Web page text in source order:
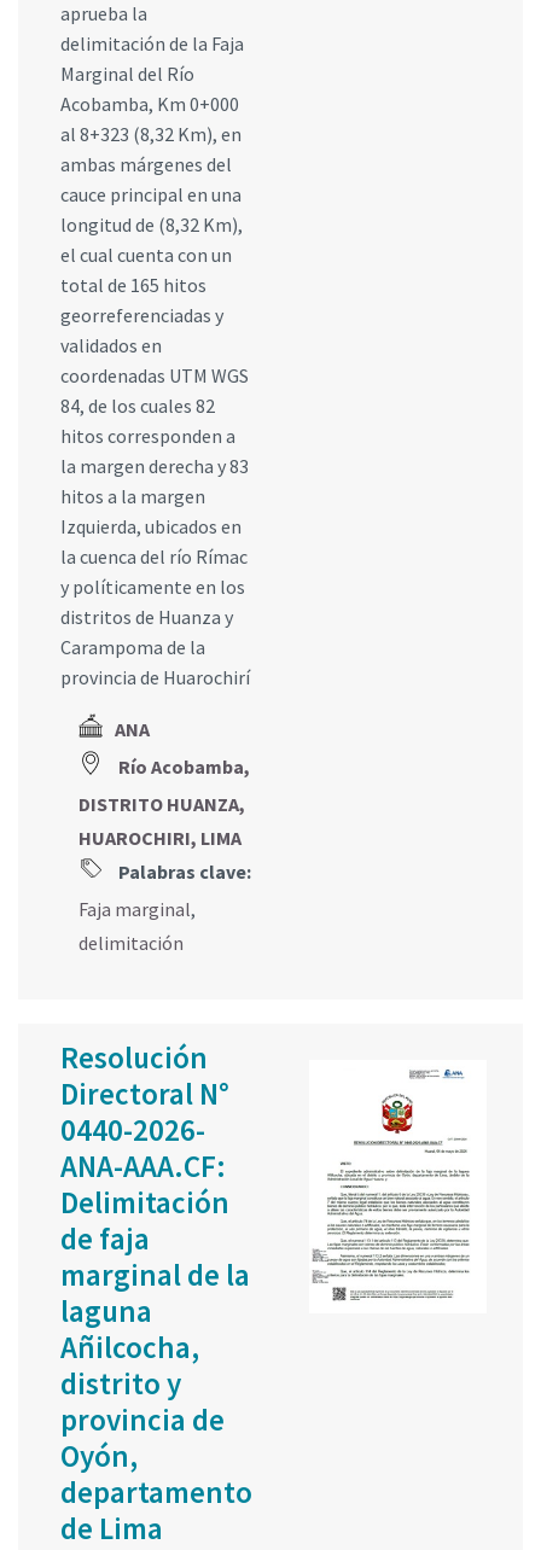
aprueba la
delimitación de la Faja
Marginal del Río
Acobamba, Km 0+000
al 8+323 (8,32 Km), en
ambas márgenes del
cauce principal en una
longitud de (8,32 Km),
el cual cuenta con un
total de 165 hitos
georreferenciadas y
validados en
coordenadas UTM WGS
84, de los cuales 82
hitos corresponden a
la margen derecha y 83
hitos a la margen
Izquierda, ubicados en
la cuenca del río Rímac
y políticamente en los
distritos de Huanza y
Carampoma de la
provincia de Huarochirí
ANA
Río Acobamba,
DISTRITO HUANZA,
HUAROCHIRI, LIMA
Palabras clave:
Faja marginal,
delimitación
Resolución
Directoral N°
0440-2026-
ANA-AAA.CF:
Delimitación
de faja
marginal de la
laguna
Añilcocha,
distrito y
provincia de
Oyón,
departamento
de Lima